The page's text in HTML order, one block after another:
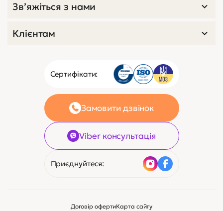
Сертифікати:
Замовити дзвінок
Viber консультація
Приєднуйтеся:
Зв’яжіться з нами
Клієнтам
Договір офертиКарта сайту